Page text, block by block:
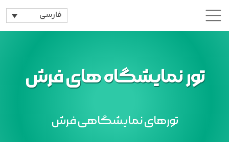
فارسی
تور نمایشگاه های فرش
تورهای نمایشگاهی فرش